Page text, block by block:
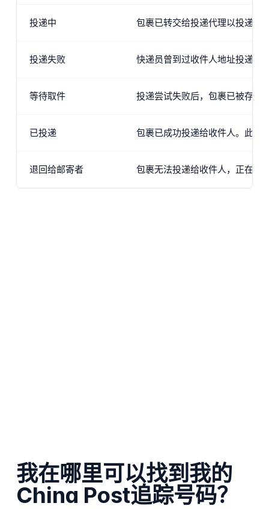
投递中 包裹已转交给投递代理以投递给
投递失败 快递员曾到过收件人地址投递包
等待取件 投递尝试失败后，包裹已被存放
已投递 包裹已成功投递给收件人。此最
退回给邮寄者 包裹无法投递给收件人，正在返
我在哪里可以找到我的
China Post追踪号码？